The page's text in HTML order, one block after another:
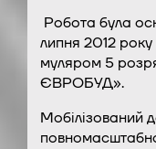
Робота була
липня 2012
муляром 5
ЄВРОБУД».
Мобілізований